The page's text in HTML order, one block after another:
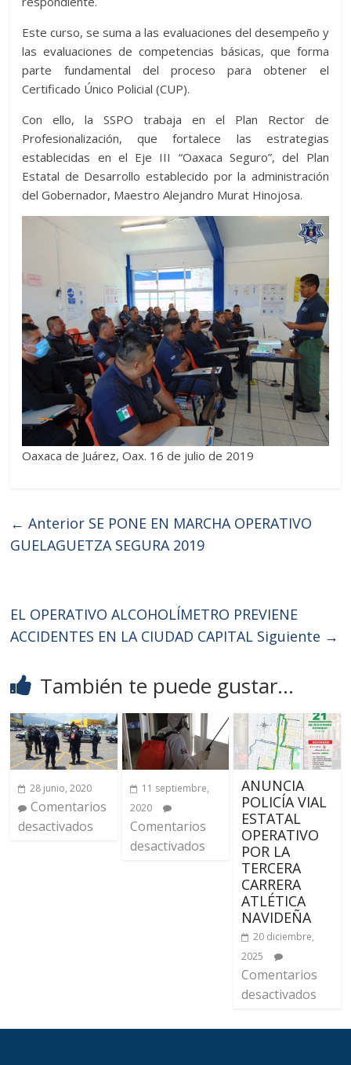
Este curso, se suma a las evaluaciones del desempeño y
las evaluaciones de competencias básicas, que forma
parte fundamental del proceso para obtener el
Certificado Único Policial (CUP).
Con ello, la SSPO trabaja en el Plan Rector de
Profesionalización, que fortalece las estrategias
establecidas en el Eje III “Oaxaca Seguro”, del Plan
Estatal de Desarrollo establecido por la administración
del Gobernador, Maestro Alejandro Murat Hinojosa.
Oaxaca de Juárez, Oax. 16 de julio de 2019
← Anterior SE PONE EN MARCHA OPERATIVO
GUELAGUETZA SEGURA 2019
EL OPERATIVO ALCOHOLÍMETRO PREVIENE
ACCIDENTES EN LA CIUDAD CAPITAL Siguiente →
También te puede gustar...
28 junio, 2020
Comentarios
desactivados
11 septiembre,
2020
Comentarios
desactivados
ANUNCIA
POLICÍA VIAL
ESTATAL
OPERATIVO
POR LA
TERCERA
CARRERA
ATLÉTICA
NAVIDEÑA
20 diciembre,
2025
Comentarios
desactivados